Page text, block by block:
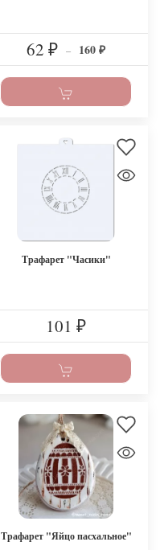
62 ₽ – 160 ₽
Трафарет "Часики"
101 ₽
Трафарет "Яйцо пасхальное"